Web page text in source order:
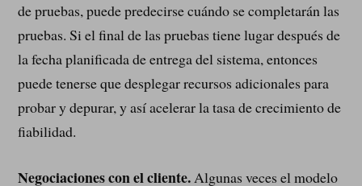
de pruebas, puede predecirse cuándo se completarán las
pruebas. Si el final de las pruebas tiene lugar después de
la fecha planificada de entrega del sistema, entonces
puede tenerse que desplegar recursos adicionales para
probar y depurar, y así acelerar la tasa de crecimiento de
fiabilidad.
Negociaciones con el cliente.Algunas veces el modelo